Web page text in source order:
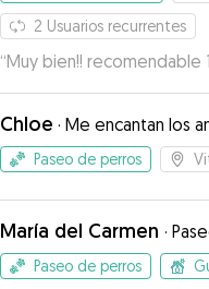
2 Usuarios recurrentes
“Muy bien!! recomendable
Chloe · Me encantan los
Paseo de perros
María del Carmen ·
Paseo de perros